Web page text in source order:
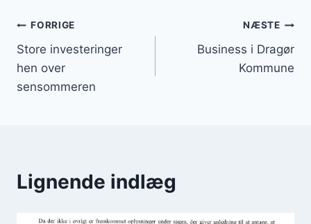
Indlægsnavigation
FORRIGE
Store investeringer
hen over
sensommeren
NÆSTE
Business i Dragør
Kommune
Lignende indlæg